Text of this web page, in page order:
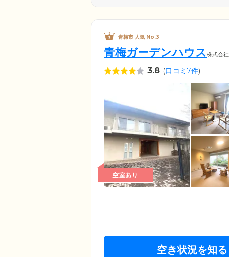
青梅市 人気 No.3
青梅ガーデンハウス 株式会
3.8 (口コミ7件)
空室あり
空き状況を知る